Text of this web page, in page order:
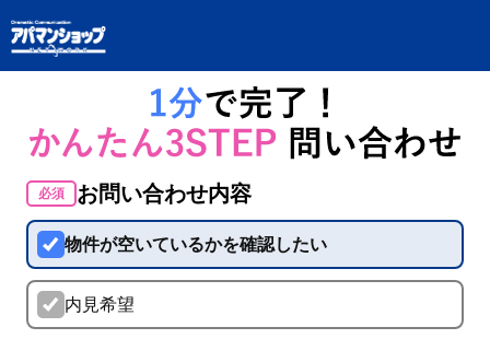
必須 お問い合わせ内容
物件が空いているかを確認したい
内見希望